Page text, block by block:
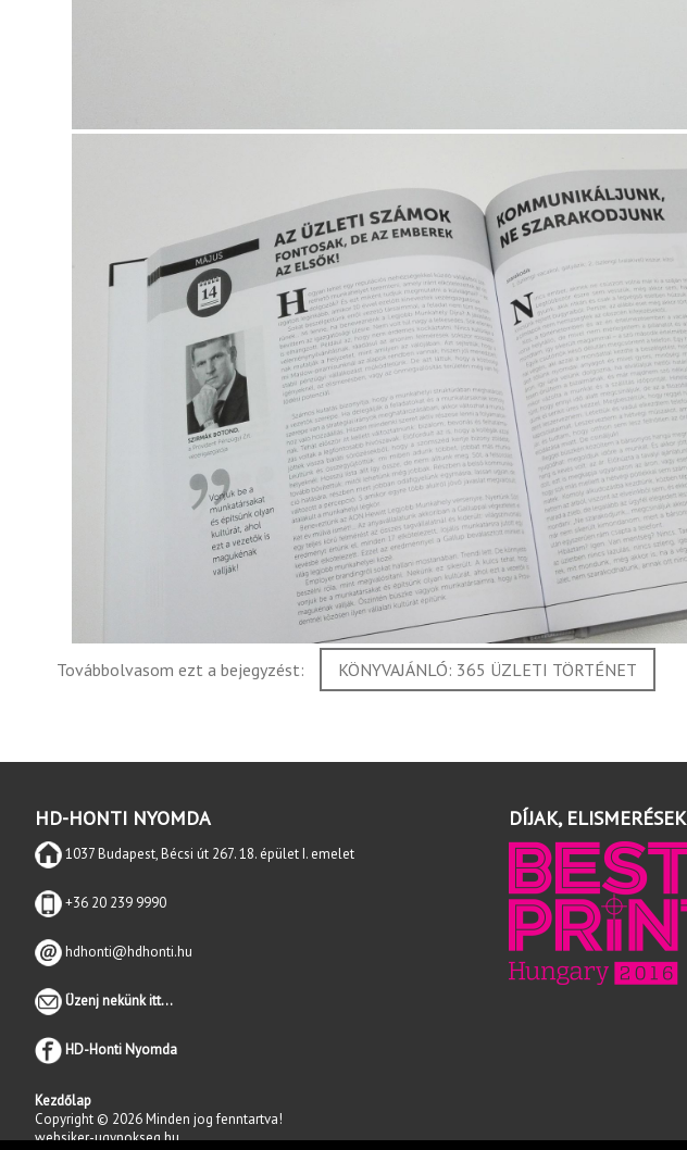
Továbbolvasom ezt a bejegyzést: KÖNYVAJÁNLÓ: 365 ÜZLETI TÖRTÉNET
HD-HONTI NYOMDA
1037 Budapest, Bécsi út 267. 18. épület I. emelet
+36 20 239 9990
hdhonti@hdhonti.hu
Üzenj nekünk itt...
HD-Honti Nyomda
DÍJAK, ELISMERÉSEK
Kezdőlap
Copyright © 2026 Minden jog fenntartva!
websiker-ugynokseg.hu